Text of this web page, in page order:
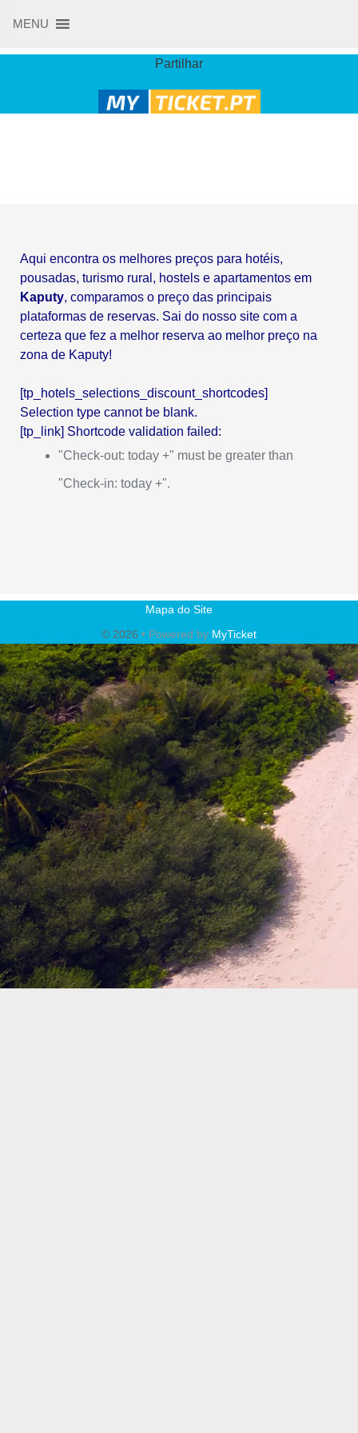
MENU
Partilhar
Aqui encontra os melhores preços para hotéis,
pousadas, turismo rural, hostels e apartamentos em
Kaputy, comparamos o preço das principais
plataformas de reservas. Sai do nosso site com a
certeza que fez a melhor reserva ao melhor preço na
zona de Kaputy!
[tp_hotels_selections_discount_shortcodes]
Selection type cannot be blank.
[tp_link] Shortcode validation failed:
"Check-out: today +" must be greater than
"Check-in: today +".
Mapa do Site
© 2026 • Powered by MyTicket